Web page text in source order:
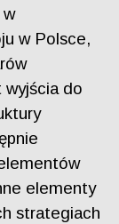
w
w Polsce,
wyjścia do
elementy
strategiach